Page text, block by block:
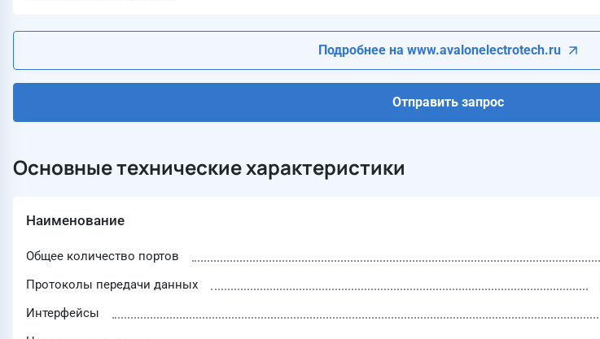
Подробнее на www.avalonelectrotech.ru
Отправить запрос
Основные технические характеристики
Наименование
Общее количество портов
Протоколы передачи данных
Интерфейсы